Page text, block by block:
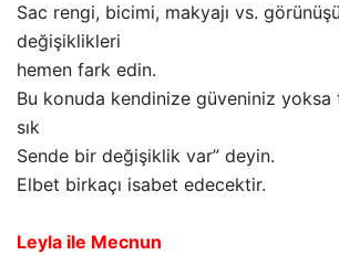
Sac rengi, bicimi, makyajı vs.
değişiklikleri
hemen fark edin.
Bu konuda kendinize güveniniz yoksa
sık
Sende bir değişiklik var” deyin.
Elbet birkaçı isabet edecektir.
Leyla ile Mecnun